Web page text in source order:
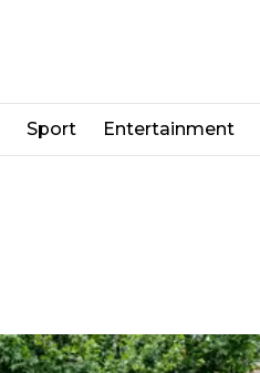
Sport Entertainment